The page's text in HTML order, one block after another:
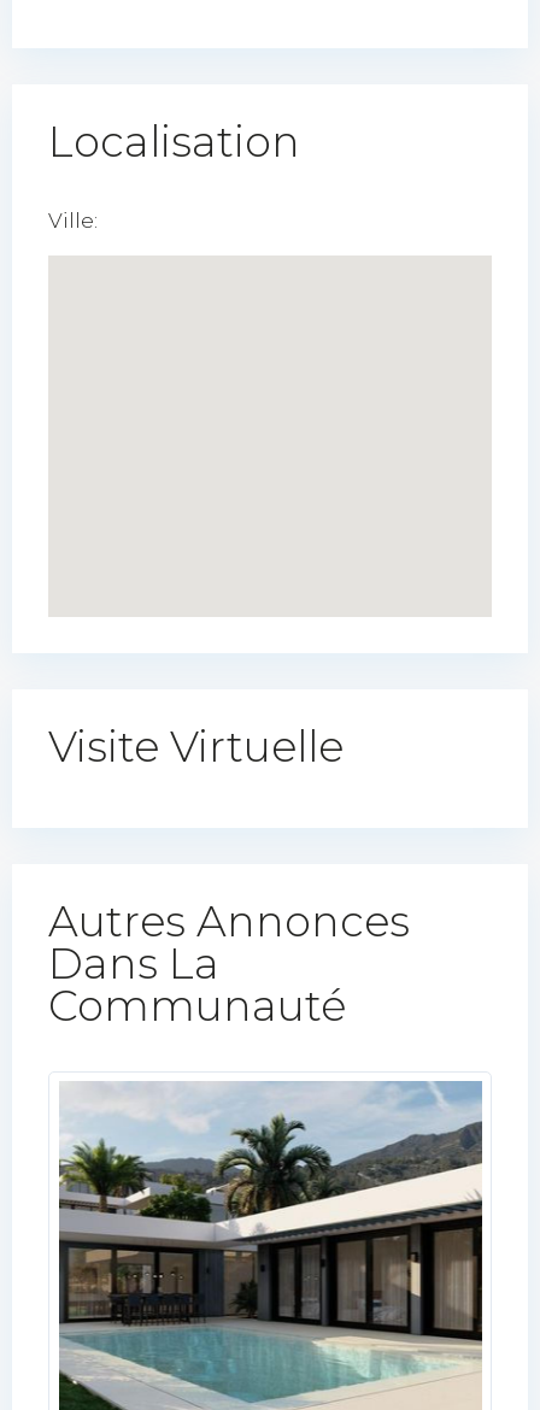
Localisation
Ville:
Visite Virtuelle
Autres Annonces
Dans La
Communauté​